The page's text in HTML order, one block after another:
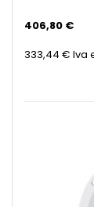
406,80 €
333,44 € Iva